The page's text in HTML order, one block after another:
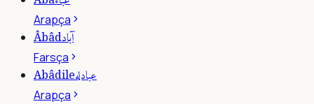
Arapça
Âbâdآباد
Farsça
Abâdileعبادله
Arapça